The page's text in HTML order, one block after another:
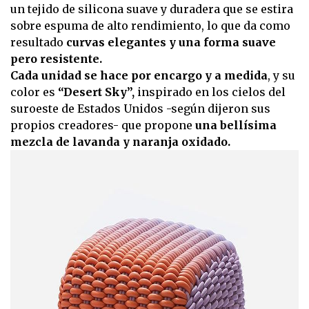
un tejido de silicona suave y duradera que se estira
sobre espuma de alto rendimiento, lo que da como
resultado curvas elegantes y una forma suave
pero resistente.
Cada unidad se hace por encargo y a medida, y su
color es “Desert Sky”, inspirado en los cielos del
suroeste de Estados Unidos -según dijeron sus
propios creadores- que propone una bellísima
mezcla de lavanda y naranja oxidado.